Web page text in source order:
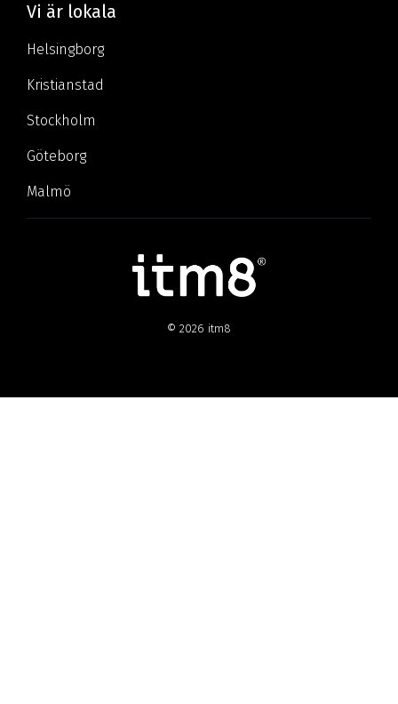
Vi är lokala
Helsingborg
Kristianstad
Stockholm
Göteborg
Malmö
© 2026 itm8